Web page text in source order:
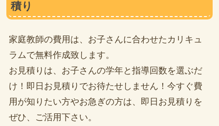
積り
家庭教師の費用は、お子さんに合わせたカリキュ
ラムで無料作成致します。
お見積りは、お子さんの学年と指導回数を選ぶだ
け！即日お見積りでお待たせしません！今すぐ費
用が知りたい方やお急ぎの方は、即日お見積りを
ぜひ、ご活用下さい。